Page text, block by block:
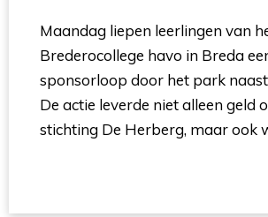
Maandag liepen leerlingen van
Brederocollege havo in Breda
sponsorloop door het park
De actie leverde niet alleen geld
stichting De Herberg, maar ook